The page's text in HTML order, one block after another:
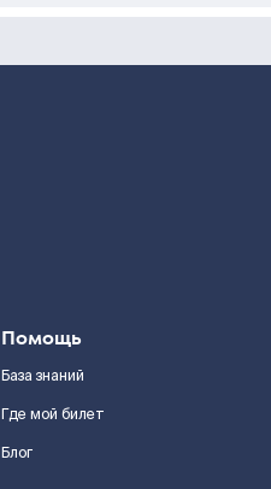
Помощь
База знаний
Где мой билет
Блог